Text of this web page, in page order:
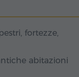
fortezze,
abitazioni